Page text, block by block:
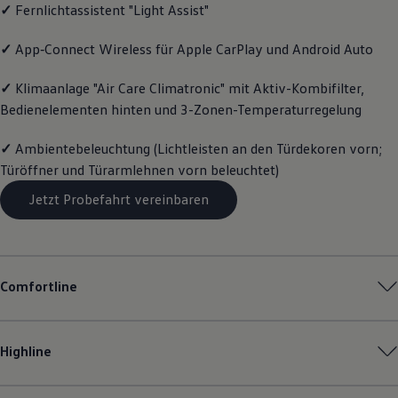
Magazin
Transport
Elektromobilität
Volkswagen R
Pannen- und Unfallhilfe
✓ Fernlichtassistent "Light Assist"
✓ App‑Connect Wireless für Apple CarPlay und Android Auto
✓ Klimaanlage "Air Care Climatronic" mit Aktiv-Kombifilter,
Bedienelementen hinten und 3-Zonen-Temperaturregelung
✓ Ambientebeleuchtung (Lichtleisten an den Türdekoren vorn;
Türöffner und Türarmlehnen vorn beleuchtet)
Jetzt Probefahrt vereinbaren
Comfortline
Highline